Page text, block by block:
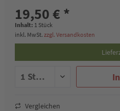
19,50 € *
Inhalt: 1 Stück
inkl. MwSt.zzgl. Versandkosten
Vergleichen